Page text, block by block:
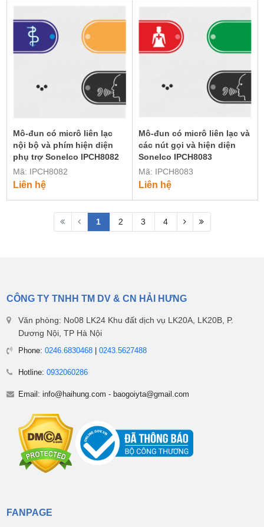
Mô-đun có micrô liên lạc
nội bộ và phím hiện diện
phụ trợ Sonelco IPCH8082
Mã: IPCH8082
Liên hệ
Mô-đun có micrô liên lạc và
các nút gọi và hiện diện
Sonelco IPCH8083
Mã: IPCH8083
Liên hệ
1 2 3 4
CÔNG TY TNHH TM DV & CN HẢI HƯNG
Văn phòng: No08 LK24 Khu đất dịch vụ LK20A, LK20B, P.
Dương Nội, TP Hà Nội
Phone: 0246.6830468| 0243.5627488
Hotline: 0932060286
Email: info@haihung.com - baogoiyta@gmail.com
FANPAGE